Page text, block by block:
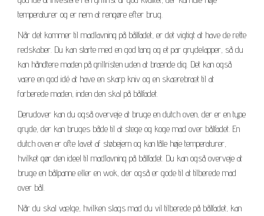
temperaturer og er nem at rengøre efter brug.
Når det kommer til madlavning på bålfadet, er det vigtigt at have de rette
redskaber. Du kan starte med en god tang og et par grydelapper, så du
kan håndtere maden på grillristen uden at brænde dig. Det kan også
være en god idé at have en skarp kniv og en skærebræt til at
forberede maden, inden den skal på bålfadet.
Derudover kan du også overveje at bruge en dutch oven, der er en type
gryde, der kan bruges både til at stege og koge mad over bålfadet. En
dutch oven er ofte lavet af støbejern og kan tåle høje temperaturer,
hvilket gør den ideel til madlavning på bålfadet. Du kan også overveje at
bruge en bålpanne eller en wok, der også er gode til at tilberede mad
over bål.
Når du skal vælge, hvilken slags mad du vil tilberede på bålfadet, kan